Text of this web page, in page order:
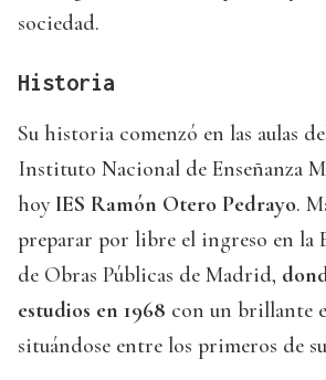
sociedad.
Historia
Su historia comenzó en las aulas
Instituto Nacional de Enseñanza
hoyIES Ramón Otero Pedrayo.
preparar por libre el ingreso en la
de Obras Públicas de Madrid,
estudios en 1968 con un brillante
situándose entre los primeros de